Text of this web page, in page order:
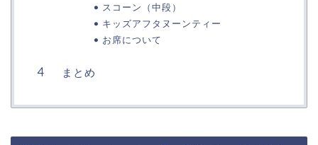
スコーン（中段）
キッズアフタヌーンティー
お席について
まとめ